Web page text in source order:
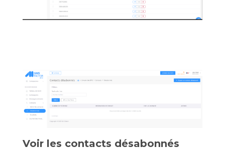
Voir les contacts désabonnés